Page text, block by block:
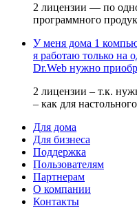
2 лицензии — по
программного
У меня дома 1
я работаю только на
Dr.Web нужно
2 лицензии – т.к.
– как для
Для дома
Для бизнеса
Поддержка
Пользователям
Партнерам
О компании
Контакты